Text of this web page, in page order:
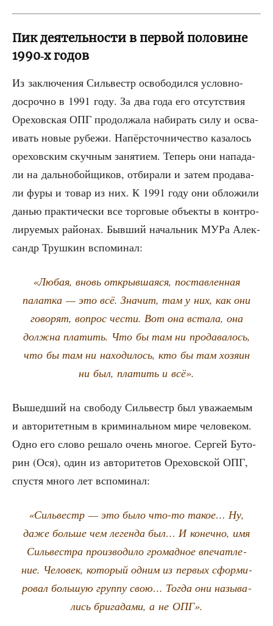
Пик деятельности в первой половине
1990‑х годов
Из заклю­че­ния Силь­вестр осво­бо­дил­ся услов­но-
досроч­но в 1991 году. За два года его отсут­ствия
Оре­хов­ская ОПГ про­дол­жа­ла наби­рать силу и осва­
и­вать новые рубе­жи. Напёр­сточ­ни­че­ство каза­лось
оре­хов­ским скуч­ным заня­ти­ем. Теперь они напа­да­
ли на даль­но­бой­щи­ков, отби­ра­ли и затем про­да­ва­
ли фуры и товар из них. К 1991 году они обло­жи­ли
данью прак­ти­че­ски все тор­го­вые объ­ек­ты в кон­тро­
ли­ру­е­мых рай­о­нах. Быв­ший началь­ник МУРа Алек­
сандр Труш­кин вспоминал:
«Любая, вновь открыв­ша­я­ся, постав­лен­ная
палат­ка — это всё. Зна­чит, там у них, как они
гово­рят, вопрос чести. Вот она вста­ла, она
долж­на пла­тить. Что бы там ни про­да­ва­лось,
что бы там ни нахо­ди­лось, кто бы там хозя­ин
ни был, пла­тить и всё».
Вышед­ший на сво­бо­ду Силь­вестр был ува­жа­е­мым
и авто­ри­тет­ным в кри­ми­наль­ном мире чело­ве­ком.
Одно его сло­во реша­ло очень мно­гое. Сер­гей Буто­
рин (Ося), один из авто­ри­те­тов Оре­хов­ской ОПГ,
спу­стя мно­го лет вспоминал:
«Силь­вестр — это было что-то такое… Ну,
даже боль­ше чем леген­да был… И конеч­но, имя
Силь­ве­ст­ра про­из­во­ди­ло гро­мад­ное впе­чат­ле­
ние. Чело­век, кото­рый одним из пер­вых сфор­ми­
ро­вал боль­шую груп­пу свою… Тогда они назы­ва­
лись бри­га­да­ми, а не ОПГ».